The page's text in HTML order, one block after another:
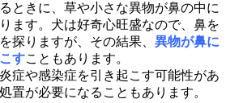
ときに、草や小さな異物が鼻の中に
ます。犬は好奇心旺盛なので、鼻を
探りますが、その結果、 異物が鼻に
すこともあります。
症や感染症を引き起こす可能性があ
置が必要になることもあります。